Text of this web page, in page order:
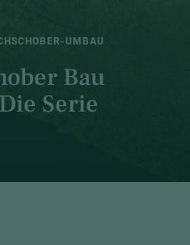
UMBAU
Bau
Serie